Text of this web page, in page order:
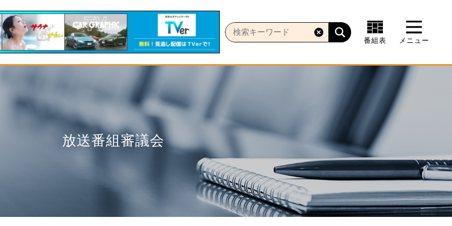
番組表 メニュー
放送番組審議会